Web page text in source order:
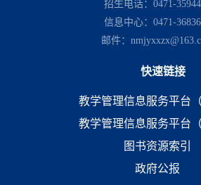
招生电话：0471-
信息中心：0471-
邮件：
快速链接
教学管理信息服务平台（
教学管理信息服务平台（
图书资源索引
政府公报